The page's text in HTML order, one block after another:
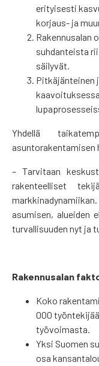
erityisesti
korjaus- ja
Rakennusalan
suhdanteista
säilyvät.
Pitkäjänteinen
Yhdellä
– Tarvitaan
rakenteelliset
asumisen, alueiden
turvallisuuden nyt ja
Rakennusalan
Koko
000
työvoimasta.
Yksi Suomen
osa